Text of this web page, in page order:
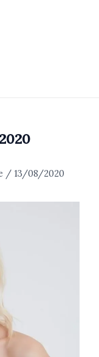
/ 13/08/2020